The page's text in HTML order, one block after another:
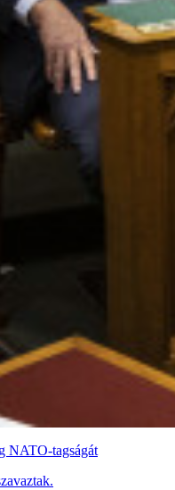
NATO-tagságát